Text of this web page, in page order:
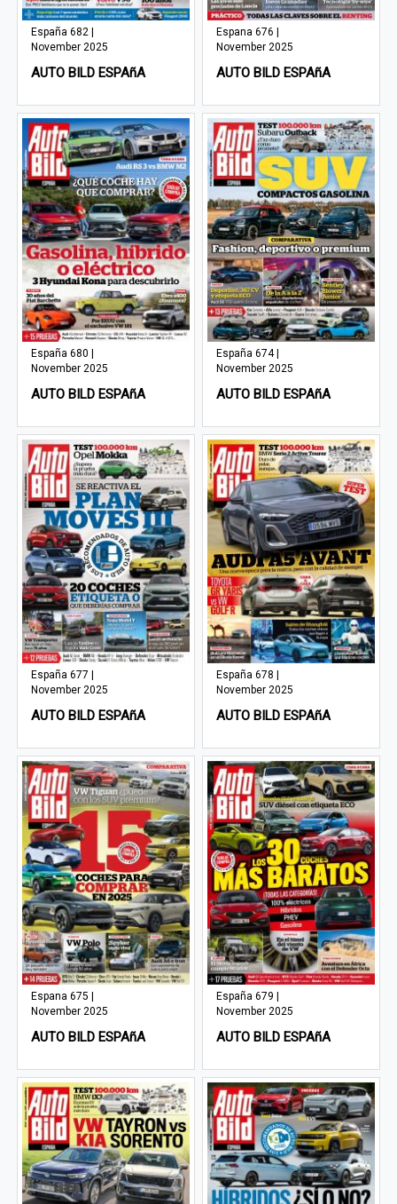
España 682 |
November 2025
AUTO BILD ESPAñA
Espana 676 |
November 2025
AUTO BILD ESPAñA
España 680 |
November 2025
AUTO BILD ESPAñA
España 674 |
November 2025
AUTO BILD ESPAñA
España 677 |
November 2025
AUTO BILD ESPAñA
España 678 |
November 2025
AUTO BILD ESPAñA
Espana 675 |
November 2025
AUTO BILD ESPAñA
España 679 |
November 2025
AUTO BILD ESPAñA